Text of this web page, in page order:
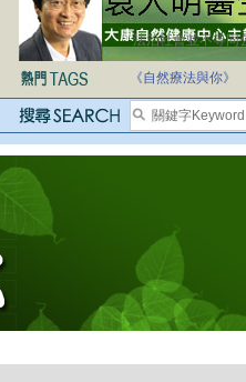
法治社會並不等同
自家教育合法化-
《自然療法與你》